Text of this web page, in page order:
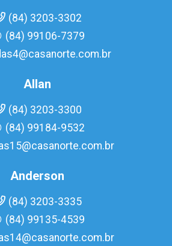
(84) 3203-3302
(84) 99106-7379
Allan
(84) 3203-3300
(84) 99184-9532
Anderson
(84) 3203-3335
(84) 99135-4539